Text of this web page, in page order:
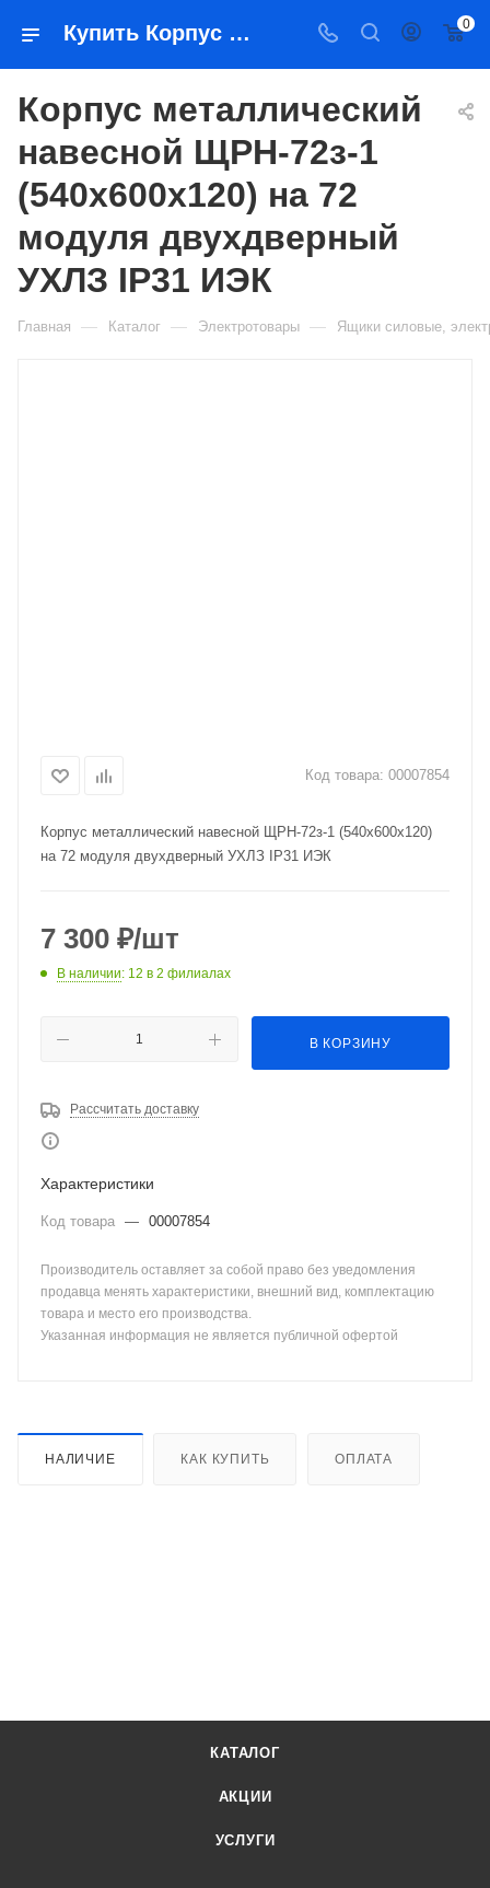
Купить Корпус металлический навесной ЩРН-72з-1 (540х600х120) на 72 модуля двухдверный УХЛЗ IP31 ИЭК в Якутске — цена, характеристики, подбор | Востоктехторг 0
Корпус металлический
навесной ЩРН-72з-1
(540х600х120) на 72
модуля двухдверный
УХЛЗ IP31 ИЭК
Главная — Каталог — Электротовары — Ящики силовые,
Код товара: 00007854
Корпус металлический навесной ЩРН-72з-1 (540х600х120)
на 72 модуля двухдверный УХЛЗ IP31 ИЭК
7 300 ₽/шт
В наличии: 12 в 2 филиалах
В КОРЗИНУ
Рассчитать доставку
Характеристики
Код товара — 00007854
Производитель оставляет за собой право без уведомления
продавца менять характеристики, внешний вид, комплектацию
товара и место его производства.
Указанная информация не является публичной офертой
НАЛИЧИЕ КАК КУПИТЬ ОПЛАТА
КАТАЛОГ
АКЦИИ
УСЛУГИ